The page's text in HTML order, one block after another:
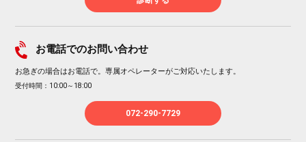
お電話でのお問い合わせ
お急ぎの場合はお電話で。専属オペレーターがご対応いたします。
受付時間：10:00～18:00
072-290-7729